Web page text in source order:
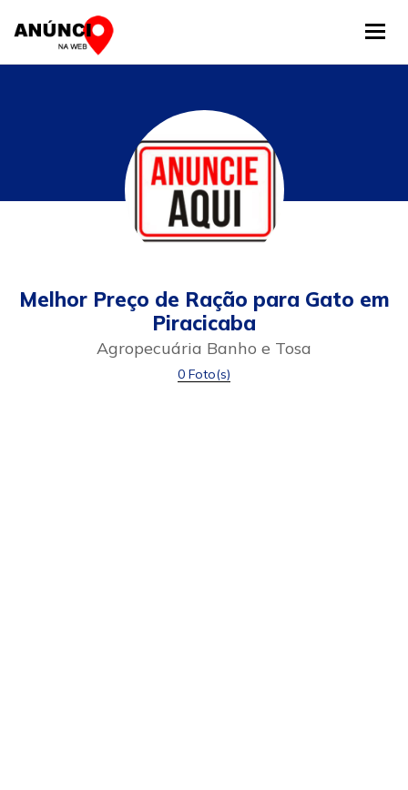
Melhor Preço de Ração para Gato em
Piracicaba
Agropecuária Banho e Tosa
0 Foto(s)